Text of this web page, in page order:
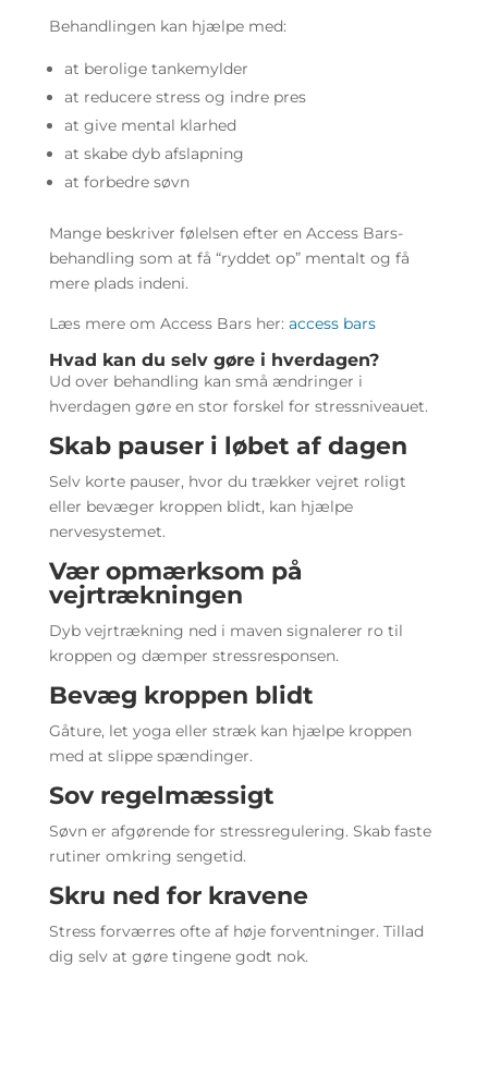
Behandlingen kan hjælpe med:
at berolige tankemylder
at reducere stress og indre pres
at give mental klarhed
at skabe dyb afslapning
at forbedre søvn
Mange beskriver følelsen efter en Access Bars-
behandling som at få “ryddet op” mentalt og få
mere plads indeni.
Læs mere om Access Bars her: access bars
Hvad kan du selv gøre i hverdagen?
Ud over behandling kan små ændringer i
hverdagen gøre en stor forskel for stressniveauet.
Skab pauser i løbet af dagen
Selv korte pauser, hvor du trækker vejret roligt
eller bevæger kroppen blidt, kan hjælpe
nervesystemet.
Vær opmærksom på
vejrtrækningen
Dyb vejrtrækning ned i maven signalerer ro til
kroppen og dæmper stressresponsen.
Bevæg kroppen blidt
Gåture, let yoga eller stræk kan hjælpe kroppen
med at slippe spændinger.
Sov regelmæssigt
Søvn er afgørende for stressregulering. Skab faste
rutiner omkring sengetid.
Skru ned for kravene
Stress forværres ofte af høje forventninger. Tillad
dig selv at gøre tingene godt nok.